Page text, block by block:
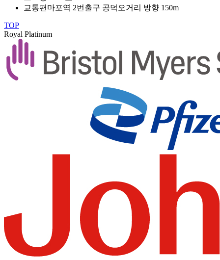
교통편 마포역 2번출구 공덕오거리 방향 150m
TOP
Royal Platinum